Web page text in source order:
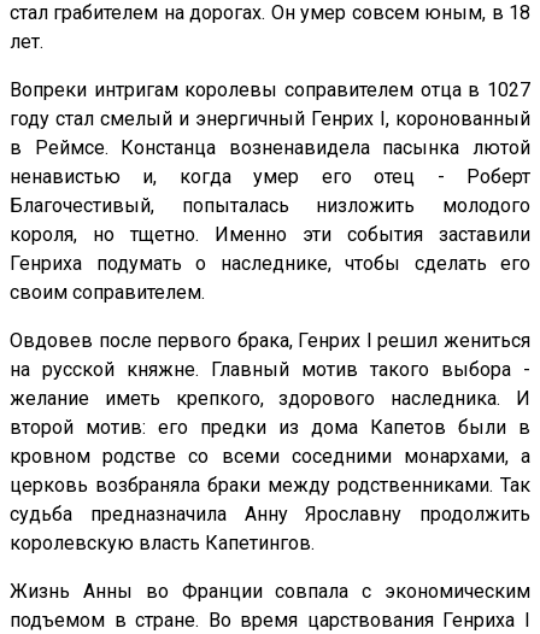
стал грабителем на дорогах. Он умер совсем юным, в 18
лет.
Вопреки интригам королевы соправителем отца в 1027
году стал смелый и энергичный Генрих I, коронованный
в Реймсе. Констанца возненавидела пасынка лютой
ненавистью и, когда умер его отец - Роберт
Благочестивый, попыталась низложить молодого
короля, но тщетно. Именно эти события заставили
Генриха подумать о наследнике, чтобы сделать его
своим соправителем.
Овдовев после первого брака, Генрих I решил жениться
на русской княжне. Главный мотив такого выбора -
желание иметь крепкого, здорового наследника. И
второй мотив: его предки из дома Капетов были в
кровном родстве со всеми соседними монархами, а
церковь возбраняла браки между родственниками. Так
судьба предназначила Анну Ярославну продолжить
королевскую власть Капетингов.
Жизнь Анны во Франции совпала с экономическим
подъемом в стране. Во время царствования Генриха I